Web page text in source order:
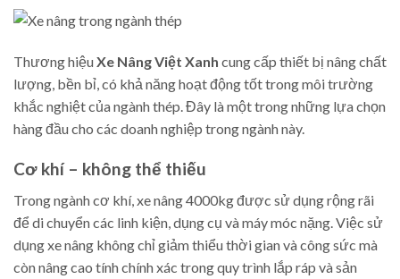
Thương hiệuXe Nâng Việt Xanh cung cấp thiết bị nâng chất
lượng, bền bỉ, có khả năng hoạt động tốt trong môi trường
khắc nghiệt của ngành thép. Đây là một trong những lựa chọn
hàng đầu cho các doanh nghiệp trong ngành này.
Cơ khí – không thể thiếu
Trong ngành cơ khí, xe nâng 4000kg được sử dụng rộng rãi
để di chuyển các linh kiện, dụng cụ và máy móc nặng. Việc sử
dụng xe nâng không chỉ giảm thiểu thời gian và công sức mà
còn nâng cao tính chính xác trong quy trình lắp ráp và sản